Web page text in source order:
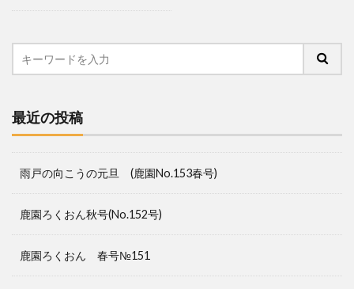
最近の投稿
雨戸の向こうの元旦 (鹿園No.153春号)
鹿園ろくおん秋号(No.152号)
鹿園ろくおん 春号№151